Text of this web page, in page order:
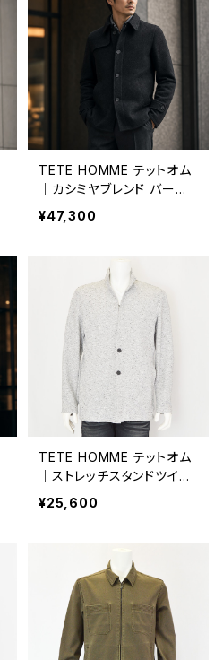
TETE HOMME テットオム
｜カシミヤブレンド バーズ
アイショートコート ビジネ
ス カジュアル メンズ 1024
¥47,300
TETE HOMME テットオム
｜ストレッチスタンドツイー
ドジャケット メンズ 102523
1021 グレー系
¥25,600